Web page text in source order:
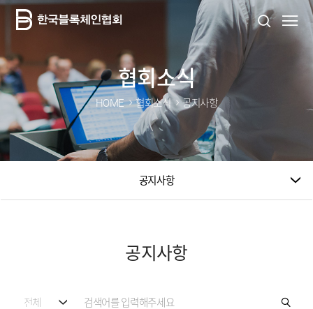
협회소식
HOME 협회소식 공지사항
공지사항
공지사항